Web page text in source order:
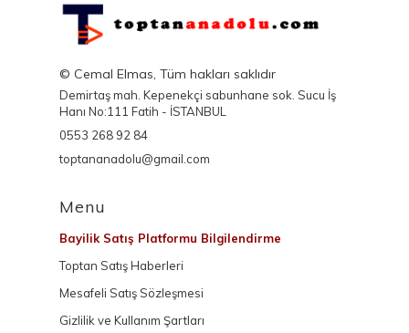
© Cemal Elmas, Tüm hakları saklıdır
Demirtaş mah. Kepenekçi sabunhane sok. Sucu İş
Hanı No:111 Fatih - İSTANBUL
0553 268 92 84
toptananadolu@gmail.com
Menu
Bayilik Satış Platformu Bilgilendirme
Toptan Satış Haberleri
Mesafeli Satış Sözleşmesi
Gizlilik ve Kullanım Şartları